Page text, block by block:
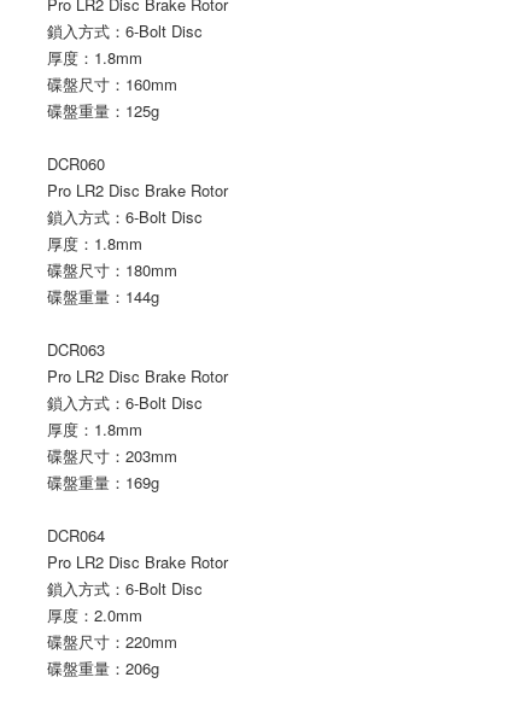
鎖入方式：6-Bolt Disc
厚度：1.8mm
碟盤尺寸：160mm
碟盤重量：125g
DCR060
Pro LR2 Disc Brake Rotor
鎖入方式：6-Bolt Disc
厚度：1.8mm
碟盤尺寸：180mm
碟盤重量：144g
DCR063
Pro LR2 Disc Brake Rotor
鎖入方式：6-Bolt Disc
厚度：1.8mm
碟盤尺寸：203mm
碟盤重量：169g
DCR064
Pro LR2 Disc Brake Rotor
鎖入方式：6-Bolt Disc
厚度：2.0mm
碟盤尺寸：220mm
碟盤重量：206g